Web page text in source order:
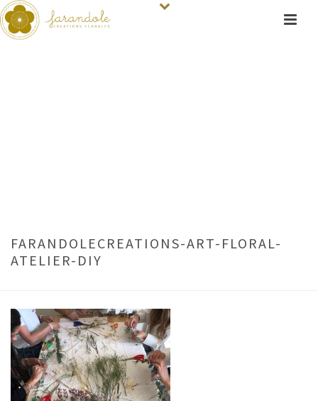
FARANDOLECREATIONS-ART-FLORAL-
ATELIER-DIY